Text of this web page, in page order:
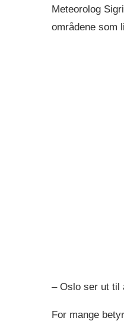
Meteorolog
områdene som
– Oslo ser ut til
For mange